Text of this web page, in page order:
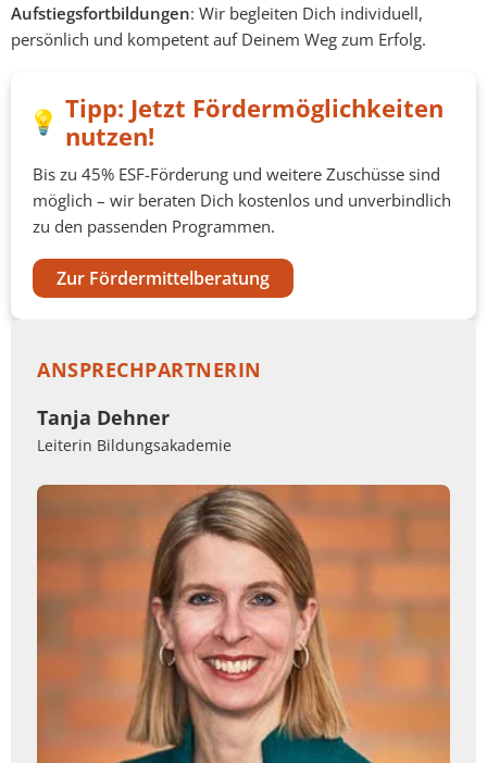
Aufstiegsfortbildungen: Wir begleiten Dich individuell,
persönlich und kompetent auf Deinem Weg zum Erfolg.
Tipp: Jetzt Fördermöglichkeiten
nutzen!
Bis zu 45% ESF-Förderung und weitere Zuschüsse sind
möglich – wir beraten Dich kostenlos und unverbindlich
zu den passenden Programmen.
Zur Fördermittelberatung
ANSPRECHPARTNERIN
Tanja Dehner
Leiterin Bildungsakademie